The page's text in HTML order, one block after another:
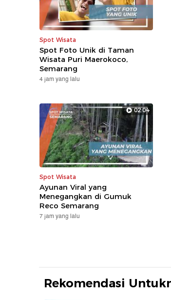
Spot Wisata
Spot Foto Unik di Taman
Wisata Puri Maerokoco,
Semarang
4 jam yang lalu
02:04
Spot Wisata
Ayunan Viral yang
Menegangkan di Gumuk
Reco Semarang
7 jam yang lalu
Rekomendasi